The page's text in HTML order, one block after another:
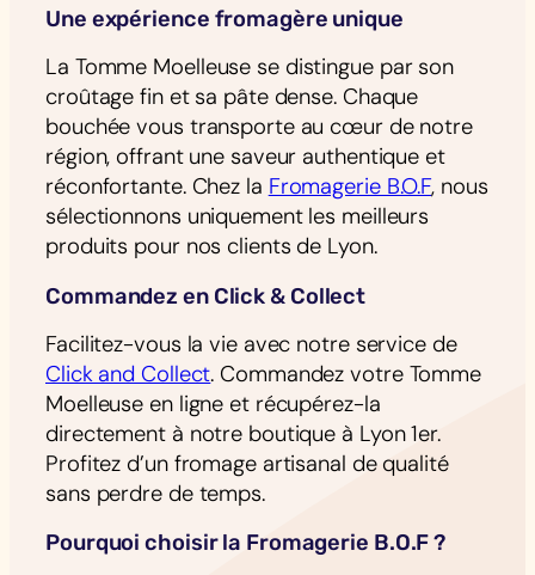
Une expérience fromagère unique
La Tomme Moelleuse se distingue par son
croûtage fin et sa pâte dense. Chaque
bouchée vous transporte au cœur de notre
région, offrant une saveur authentique et
réconfortante. Chez la Fromagerie B.O.F, nous
sélectionnons uniquement les meilleurs
produits pour nos clients de Lyon.
Commandez en Click & Collect
Facilitez-vous la vie avec notre service de
Click and Collect. Commandez votre Tomme
Moelleuse en ligne et récupérez-la
directement à notre boutique à Lyon 1er.
Profitez d’un fromage artisanal de qualité
sans perdre de temps.
Pourquoi choisir la Fromagerie B.O.F ?